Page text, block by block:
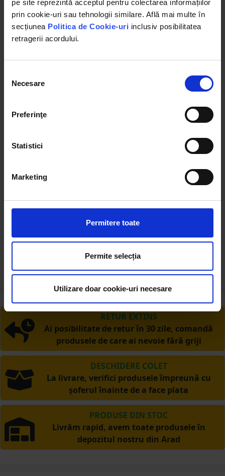
pe site reprezintă acceptul pentru colectarea informațiilor
prin cookie-uri sau tehnologii similare. Află mai multe în
secțiunea Politica de Cookie-uri inclusiv posibilitatea
retragerii acordului.
consimțământului
Necesare
Preferinţe
Statistici
Marketing
Permitere toate
Permite selecția
Utilizare doar cookie-uri necesare
Ulei transmisie UTB T140 1L Valvolina
Se utilizeaza la ungerea transmisiilor prin angrenaje
(cutii de viteza casete de directie si diferentiale)
conformitate cu indicatiile tehnice ale
Ulei mineral Transmisii prin angrenaje
Cutii de viteza
indicatiilor tehnice ale producatorului.
RETUR EXTINS
Ai posibilitate de retur în 30 zile, comandă
produsele de care ai nevoie fără griji
DESCHIDERE COLET
La livrare, verifici produsele împreună cu
șoferul înainte de a face plata
PRODUSE DIN STOC
Livrăm rapid, avem toate produsele în
depozitul nostru din Arad